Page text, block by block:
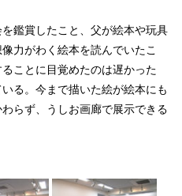
鑑賞したこと、父が絵本や玩具
力がわく絵本を読んでいたこ
ことに目覚めたのは遅かった
る。今まで描いた絵が絵本にも
らず、うしお画廊で展示できる